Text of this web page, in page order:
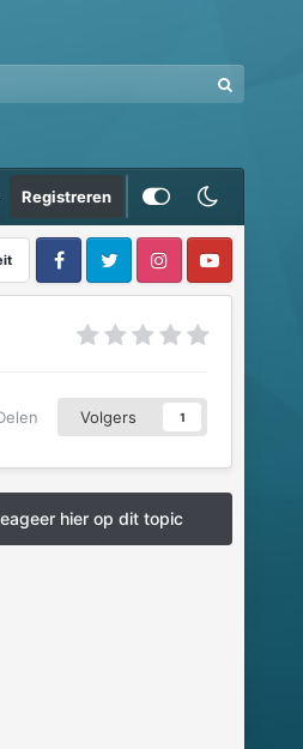
Registreren
Volgers 1
hier op dit topic